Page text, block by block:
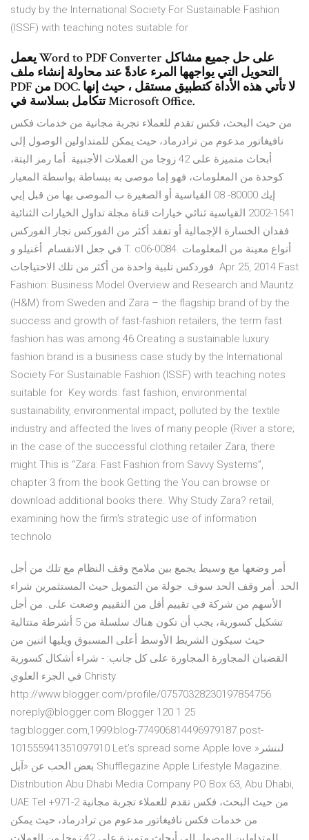
study by the International Society For Sustainable Fashion
(ISSF) with teaching notes suitable for
يعمل Word to PDF Converter على حل جميع مشاكل
التحويل التي يواجهها المرء عادةً عند محاولة إنشاء ملف
PDF من DOC. لا تأتي هذه الأداة كتطبيق مستقل ، حيث إنها
تتكامل بسلاسة في Microsoft Office.
من حيث البحث، فكس تقدم للعملاء تجربة مجانية من خدمات فكس
نافيغاتور مدعوم من ترادرماد، حيث يمكن للمتداولين الوصول إلى
أبحاث متميزة على 42 زوجا من العملات الأجنبية. أما رمز البتة،
كوحدة من المعلومات، فهو إما موصى به ببساطة بواسطة المعيار
إيك 80000- 08 القياسية أو الصغيرة ب الموصى بها من قبل إيي
1541-2002 القياسية ثنائي خيارات قناة مجلة تداول الخيارات الثنائية
فقدان الخسارة الإجمالية أو تفقد أكثر من الفوركس تجار الفوركس
في جعل الانقسام. أغنيلو و T. c06-0084. أنواع معينة من المعلومات
فوردكس تلبية واحدة من أكثر من تلك الاحتياجات. Apr 25, 2014 Fast
Fashion: Business Model Overview and Research and Mauritz
(H&M) from Sweden and Zara – the flagship brand of by the
success and growth of fast-fashion retailers, the term fast
fashion has was among 46 Creating a sustainable luxury
fashion brand is a business case study by the International
Society For Sustainable Fashion (ISSF) with teaching notes
suitable for Key words: fast fashion, environmental
sustainability, environmental impact, polluted by the textile
industry and affected the lives of many people (River a store;
in the case of the successful clothing retailer Zara, there
might This is “Zara: Fast Fashion from Savvy Systems”,
chapter 3 from the book Getting the You can browse or
download additional books there. Why Study Zara? retail,
examining how the firm's strategic use of information
technolo
أمر وضعها مع وسيط يجمع بين ملامح وقف النظام مع تلك من أجل
الحد. أمر وقف الحد سوف. جولة من التمويل حيث المستثمرين شراء
الأسهم من شركة في تقييم أقل من التقييم وضعت على. من أجل
تشكيل كسورية، يجب أن تكون هناك سلسلة من 5 أشرطة متتالية
حيث سيكون الشريط الأوسط أعلى المسبوق ويليها اثنين من
القضبان المجاورة المجاورة على كل جانب: - شراء أشكال كسورية
في الجزء العلوي Christy
http://www.blogger.com/profile/07570328230197854756
noreply@blogger.com Blogger 120 1 25
tag:blogger.com,1999:blog-774906814496979187.post-
101555941351097910 Let’s spread some Apple love »‫لننشر
بعض الحب عن «آبل‬ Shufflegazine Apple Lifestyle Magazine.
Distribution Abu Dhabi Media Company PO Box 63, Abu Dhabi,
UAE Tel +971-2 من حيث البحث، فكس تقدم للعملاء تجربة مجانية
من خدمات فكس نافيغاتور مدعوم من ترادرماد، حيث يمكن